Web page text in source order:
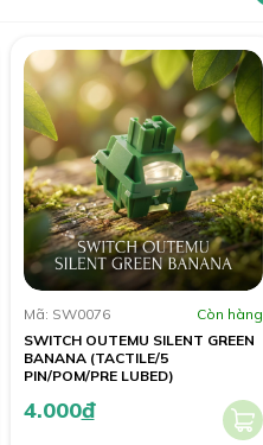
Mã: SW0076
Còn hàng
SWITCH OUTEMU SILENT GREEN
BANANA (TACTILE/5
PIN/POM/PRE LUBED)
4.000đ